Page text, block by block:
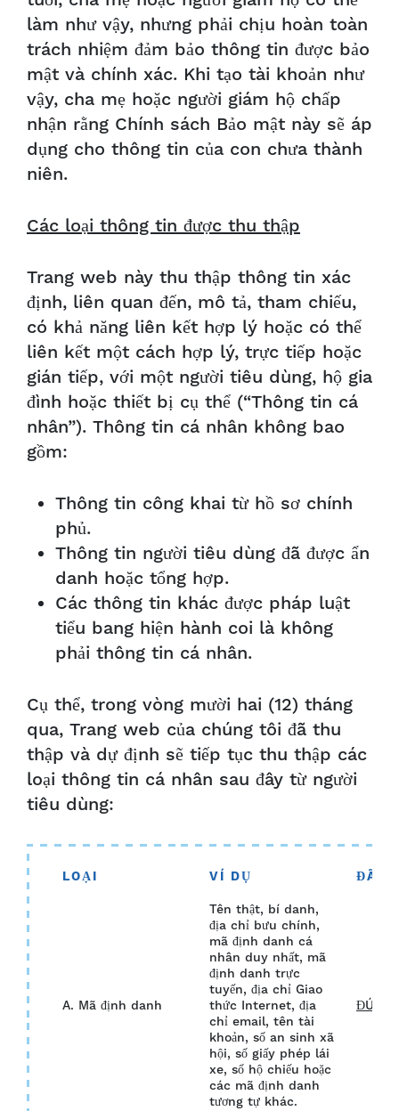
làm như vậy, nhưng phải chịu hoàn toàn
trách nhiệm đảm bảo thông tin được bảo
mật và chính xác. Khi tạo tài khoản như
vậy, cha mẹ hoặc người giám hộ chấp
nhận rằng Chính sách Bảo mật này sẽ áp
dụng cho thông tin của con chưa thành
niên.
Các loại thông tin được thu thập
Trang web này thu thập thông tin xác
định, liên quan đến, mô tả, tham chiếu,
có khả năng liên kết hợp lý hoặc có thể
liên kết một cách hợp lý, trực tiếp hoặc
gián tiếp, với một người tiêu dùng, hộ gia
đình hoặc thiết bị cụ thể (“Thông tin cá
nhân”). Thông tin cá nhân không bao
gồm:
Thông tin công khai từ hồ sơ chính
phủ.
Thông tin người tiêu dùng đã được ẩn
danh hoặc tổng hợp.
Các thông tin khác được pháp luật
tiểu bang hiện hành coi là không
phải thông tin cá nhân.
Cụ thể, trong vòng mười hai (12) tháng
qua, Trang web của chúng tôi đã thu
thập và dự định sẽ tiếp tục thu thập các
loại thông tin cá nhân sau đây từ người
tiêu dùng:
LOẠI VÍ DỤ ĐÃ
A. Mã định danh
Tên thật, bí danh,
địa chỉ bưu chính,
mã định danh cá
nhân duy nhất, mã
định danh trực
tuyến, địa chỉ Giao
thức Internet, địa
chỉ email, tên tài
khoản, số an sinh xã
hội, số giấy phép lái
xe, số hộ chiếu hoặc
các mã định danh
tương tự khác.
ĐÚNG